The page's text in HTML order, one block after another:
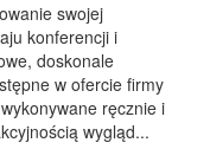
swojej
konferencji i
doskonale
w ofercie firmy
ręcznie i
wygląd...